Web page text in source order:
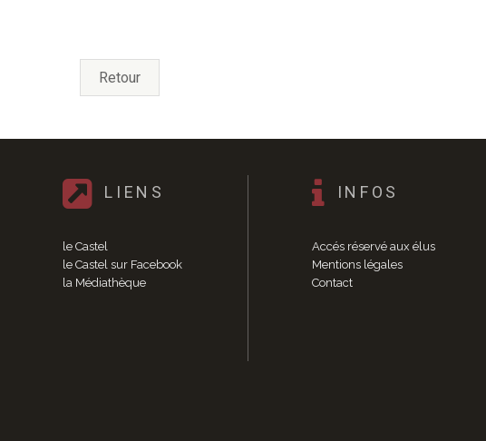
Retour
LIENS
le Castel
le Castel sur Facebook
la Médiathèque
INFOS
Accés réservé aux élus
Mentions légales
Contact